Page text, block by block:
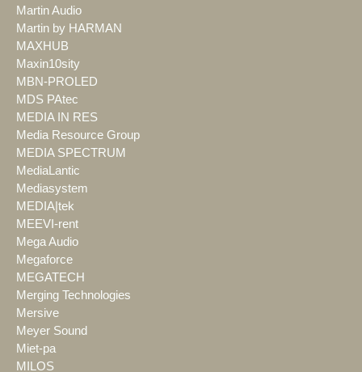
Martin Audio
Martin by HARMAN
MAXHUB
Maxin10sity
MBN-PROLED
MDS PAtec
MEDIA IN RES
Media Resource Group
MEDIA SPECTRUM
MediaLantic
Mediasystem
MEDIA|tek
MEEVI-rent
Mega Audio
Megaforce
MEGATECH
Merging Technologies
Mersive
Meyer Sound
Miet-pa
MILOS